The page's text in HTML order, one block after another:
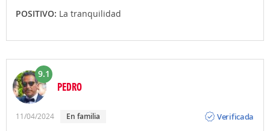
POSITIVO: La tranquilidad
9.1
PEDRO
11/04/2024 En familia
Verificada